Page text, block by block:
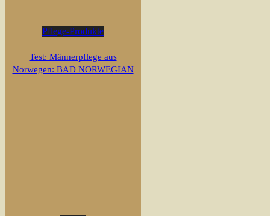
Pflege-Produkte
Test: Männerpflege aus
Norwegen: BAD NORWEGIAN